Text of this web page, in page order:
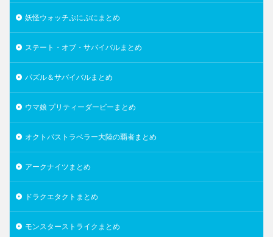
妖怪ウォッチぷにぷにまとめ
ステート・オブ・サバイバルまとめ
パズル＆サバイバルまとめ
ウマ娘 プリティーダービーまとめ
オクトパストラベラー大陸の覇者まとめ
アークナイツまとめ
ドラクエタクトまとめ
モンスターストライクまとめ